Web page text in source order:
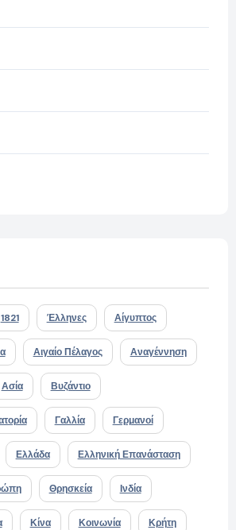
1821 Έλληνες Αίγυπτος
Αιγαίο Πέλαγος Αναγέννηση
Ασία Βυζάντιο
Γαλλία Γερμανοί
Ελλάδα Ελληνική Επανάσταση
Θρησκεία Ινδία
Κίνα Κοινωνία Κρήτη